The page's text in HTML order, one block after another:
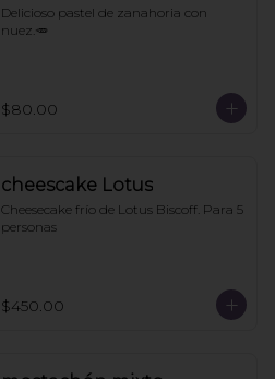
Delicioso pastel de zanahoria con
nuez.🥕
$80.00
cheescake Lotus
Cheesecake frío de Lotus Biscoff. Para 5
personas
$450.00